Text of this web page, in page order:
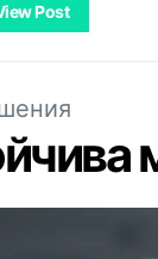
Post